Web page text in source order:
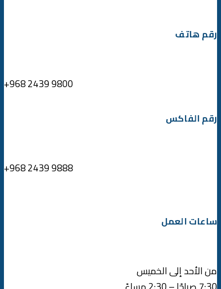
رقم هاتف
+968 2439 9800
رقم الفاكس
+968 2439 9888
ساعات العمل
من الأحد إلى الخميس